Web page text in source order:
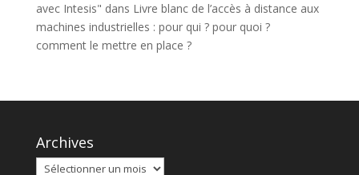
avec Intesis" dans Livre blanc de l’accès à distance aux
machines industrielles : pour qui ? pour quoi ?
comment le mettre en place ?
Archives